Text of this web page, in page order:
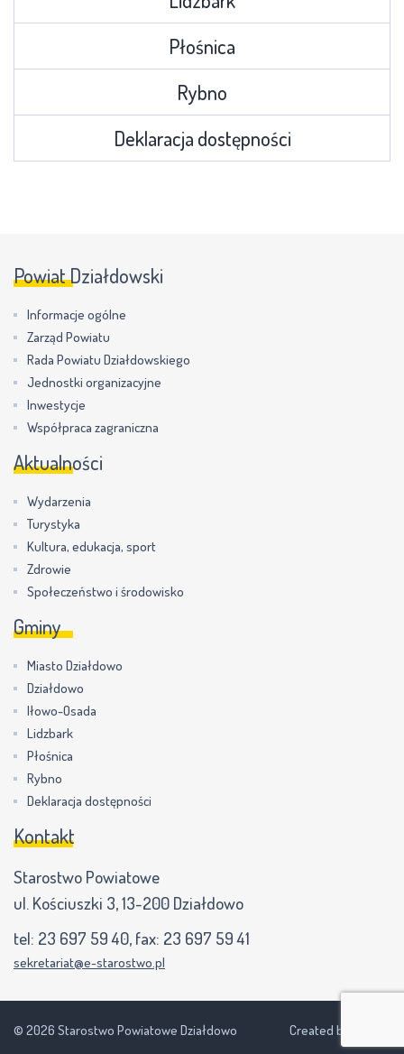
Płośnica
Rybno
Deklaracja dostępności
Powiat Działdowski
Informacje ogólne
Zarząd Powiatu
Rada Powiatu Działdowskiego
Jednostki organizacyjne
Inwestycje
Współpraca zagraniczna
Aktualności
Wydarzenia
Turystyka
Kultura, edukacja, sport
Zdrowie
Społeczeństwo i środowisko
Gminy
Miasto Działdowo
Działdowo
Iłowo-Osada
Lidzbark
Płośnica
Rybno
Deklaracja dostępności
Kontakt
Starostwo Powiatowe
ul. Kościuszki 3, 13-200 Działdowo
tel: 23 697 59 40, fax: 23 697 59 41
sekretariat@e-starostwo.pl
© 2026 Starostwo Powiatowe Działdowo Created by NEVPIX